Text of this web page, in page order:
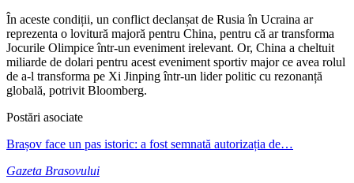
În aceste condiții, un conflict declanșat de Rusia în Ucraina ar
reprezenta o lovitură majoră pentru China, pentru că ar transforma
Jocurile Olimpice într-un eveniment irelevant. Or, China a cheltuit
miliarde de dolari pentru acest eveniment sportiv major ce avea rolul
de a-l transforma pe Xi Jinping într-un lider politic cu rezonanță
globală, potrivit Bloomberg.
Postări asociate
Brașov face un pas istoric: a fost semnată autorizația de…
Gazeta Brasovului